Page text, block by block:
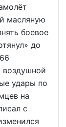
масляную
боевое
до
воздушной
удары по
на
с